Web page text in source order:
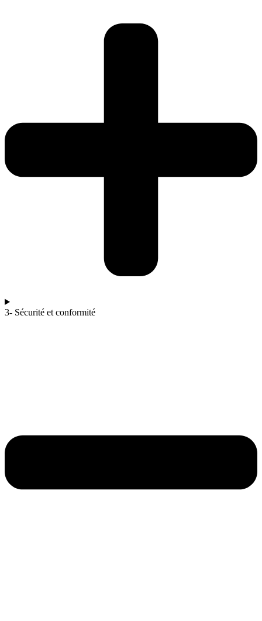
3- Sécurité et conformité